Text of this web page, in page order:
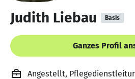
Judith Liebau Basis
Ganzes Profil
Angestellt,